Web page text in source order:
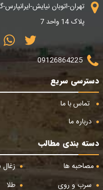
تهران-اتوبان نیایش-
پلاک 14 واحد 7
09126864225
دسترسی سریع
تماس با ما
درباره ما
دسته بندی مطالب
مصاحبه ها
سرب و روی
طلا